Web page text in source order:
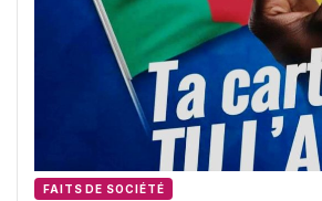
FAITS DE SOCIÉTÉ